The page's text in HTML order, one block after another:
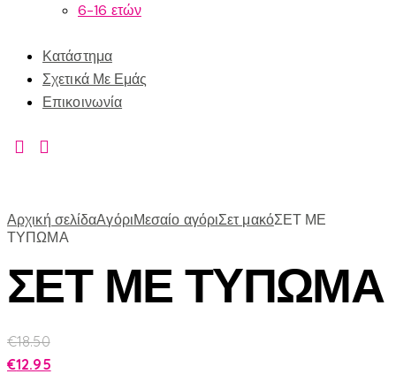
6-16 ετών
Κατάστημα
Σχετικά Με Εμάς
Επικοινωνία
Αρχική σελίδαΑγόριΜεσαίο αγόριΣετ μακόΣΕΤ ΜΕ
ΤΥΠΩΜΑ
ΣΕΤ ΜΕ ΤΥΠΩΜΑ
€18.50
€12.95